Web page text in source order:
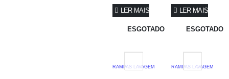
ESGOTADO
LER MAIS
RAMPAS LAVAGEM
ESGOTADO
LER MAIS
RAMPAS LAVAGEM